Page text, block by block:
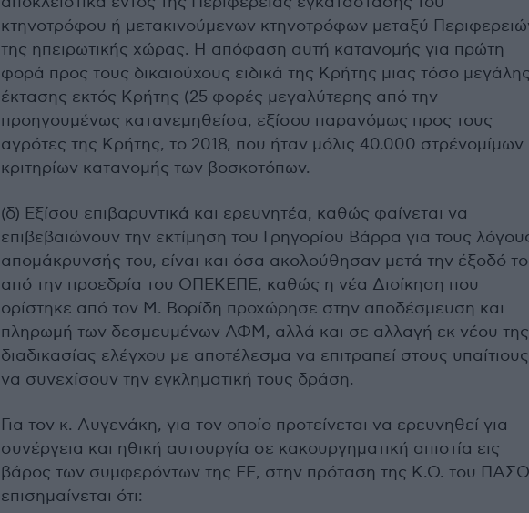
κτηνοτρόφου ή μετακινούμενων κτηνοτρόφων μεταξύ
της ηπειρωτικής χώρας. Η απόφαση αυτή κατανομής για πρώτη
φορά προς τους δικαιούχους ειδικά της Κρήτης μιας τόσο μεγάλης
έκτασης εκτός Κρήτης (25 φορές μεγαλύτερης από την
προηγουμένως κατανεμηθείσα, εξίσου παρανόμως προς τους
αγρότες της Κρήτης, το 2018, που ήταν μόλις 40.000 στρένομίμων
κριτηρίων κατανομής των βοσκοτόπων.
(δ) Εξίσου επιβαρυντικά και ερευνητέα, καθώς φαίνεται να
επιβεβαιώνουν την εκτίμηση του Γρηγορίου Βάρρα για τους
απομάκρυνσής του, είναι και όσα ακολούθησαν μετά την έξοδό
από την προεδρία του ΟΠΕΚΕΠΕ, καθώς η νέα Διοίκηση που
ορίστηκε από τον Μ. Βορίδη προχώρησε στην αποδέσμευση και
πληρωμή των δεσμευμένων ΑΦΜ, αλλά και σε αλλαγή εκ νέου της
διαδικασίας ελέγχου με αποτέλεσμα να επιτραπεί στους υπαίτιους
να συνεχίσουν την εγκληματική τους δράση.
Για τον κ. Αυγενάκη, για τον οποίο πρoτείνεται να ερευνηθεί για
συνέργεια και ηθική αυτουργία σε κακουργηματική απιστία εις
βάρος των συμφερόντων της ΕΕ, στην πρόταση της Κ.Ο. του
επισημαίνεται ότι: